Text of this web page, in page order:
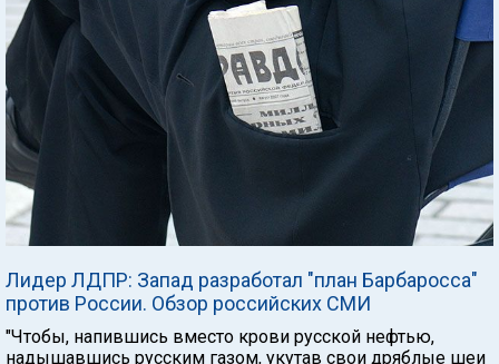
Лидер ЛДПР: Запад разработал "план Барбаросса"
против России. Обзор российских СМИ
"Чтобы, напившись вместо крови русской нефтью,
надышавшись русским газом, укутав свои дряблые шеи